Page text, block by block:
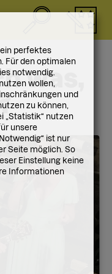
was,
perfektes
Für den optimalen
notwendig.
wollen,
und
zu können,
„Statistik“ nutzen
unsere
ist nur
Seite möglich. So
Einstellung keine
Informationen